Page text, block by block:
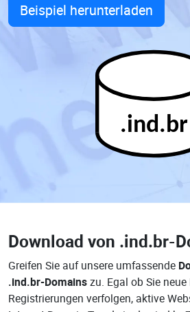
Beispiel herunterladen
.ind.br
Download von .ind.br-
Greifen Sie auf unsere umfassende
.ind.br-Domainszu. Egal ob Sie
Registrierungen verfolgen, aktive